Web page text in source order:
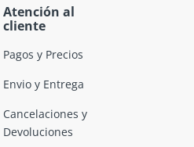
Atención al
cliente
Pagos y Precios
Envio y Entrega
Cancelaciones y
Devoluciones